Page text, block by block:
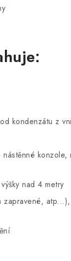
kondenzátu z
konzole,
nad 4 metry